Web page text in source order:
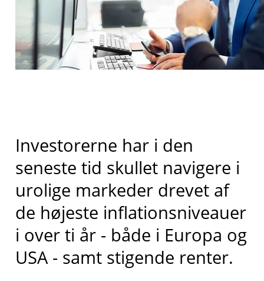
Investorerne har i den
seneste tid skullet navigere i
urolige markeder drevet af
de højeste inflationsniveauer
i over ti år - både i Europa og
USA - samt stigende renter.